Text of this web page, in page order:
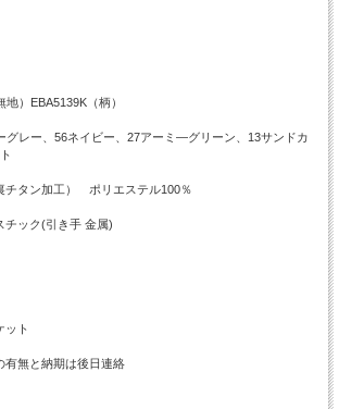
）EBA5139K（柄）
グレー、56ネイビー、27アーミ―グリーン、13サンドカ
チタン加工） ポリエステル100％
ック(引き手 金属)
ット
無と納期は後日連絡